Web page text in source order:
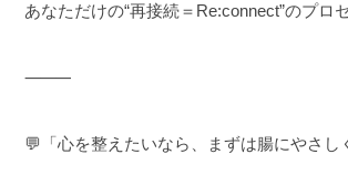
あなただけの“再接続＝Re:connect”のプロ
⸻
💬「心を整えたいなら、まずは腸にやさし